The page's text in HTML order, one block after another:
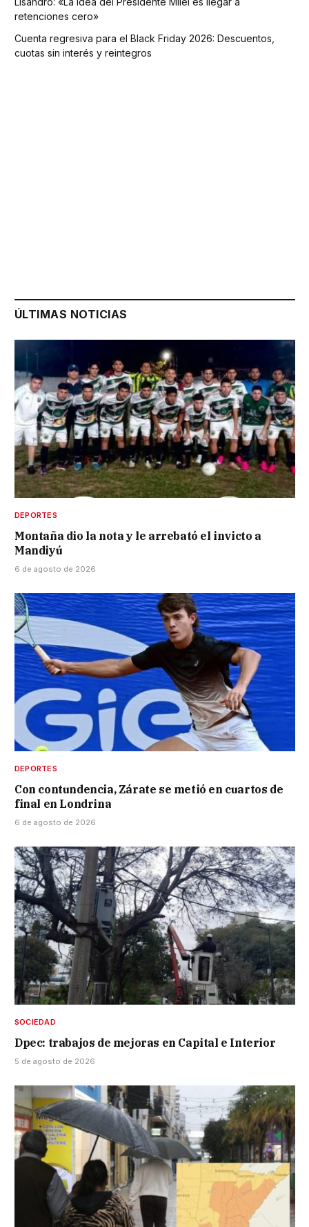
retenciones cero»
Cuenta regresiva para el Black Friday 2026: Descuentos,
cuotas sin interés y reintegros
ÚLTIMAS NOTICIAS
DEPORTES
Montaña dio la nota y le arrebató el invicto a
Mandiyú
6 de agosto de 2026
DEPORTES
Con contundencia, Zárate se metió en cuartos de
final en Londrina
6 de agosto de 2026
SOCIEDAD
Dpec: trabajos de mejoras en Capital e Interior
5 de agosto de 2026